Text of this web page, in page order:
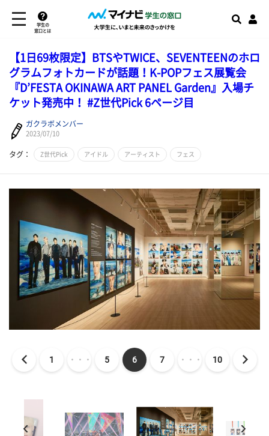
学生の
窓口とは
【1日69枚限定】BTSやTWICE、SEVENTEENのホロ
グラムフォトカードが話題！K-POPフェス展覧会
『D’FESTA OKINAWA ART PANEL Garden』入場チ
ケット発売中！ #Z世代Pick 6ページ目
ガクラボメンバー
2023/07/10
タグ： Z世代Pick アイドル アーティスト フェス
1 ・・・ 5 6 7 ・・・ 10